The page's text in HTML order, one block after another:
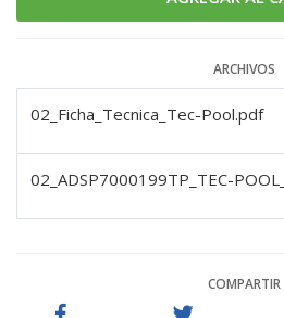
ARCHIVOS
02_Ficha_Tecnica_Tec-Pool.pdf
02_ADSP7000199TP_TEC-
COMPARTIR